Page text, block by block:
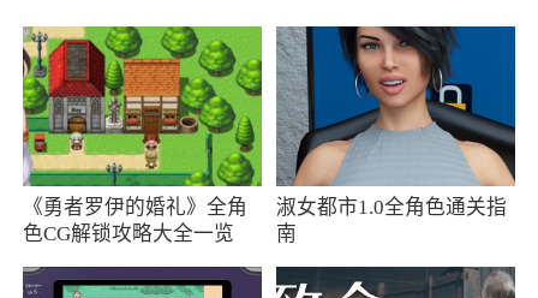
2、这里的漫画资源是可以直接下载的，这样
方便在网不好的时候也能进行阅读
3、专属订阅］熟记朋友们订阅过的漫画，每
人不一样~
4、在阅读界面中寻找自己想看的漫画，查看
《勇者罗伊的婚礼》全角
色CG解锁攻略大全一览
淑女都市1.0全角色通关指
南